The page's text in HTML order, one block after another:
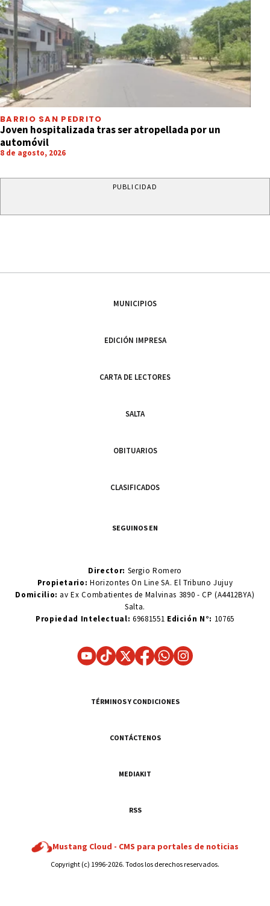
BARRIO SAN PEDRITO
Joven hospitalizada tras ser atropellada por un
automóvil
8 de agosto, 2026
PUBLICIDAD
MUNICIPIOS
EDICIÓN IMPRESA
CARTA DE LECTORES
SALTA
OBITUARIOS
CLASIFICADOS
SEGUINOS EN
Director: Sergio Romero
Propietario:Horizontes On Line SA. El Tribuno Jujuy
Domicilio: av Ex Combatientes de Malvinas 3890 - CP (A4412BYA)
Salta.
Propiedad Intelectual: 69681551 Edición N°: 10765
TÉRMINOS Y CONDICIONES
CONTÁCTENOS
MEDIAKIT
RSS
Mustang Cloud - CMS para portales de noticias
Copyright (c) 1996-2026. Todos los derechos reservados.